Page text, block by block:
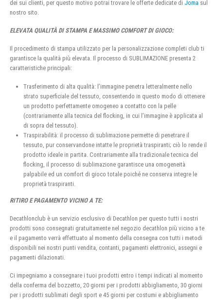
dei sui clienti, per questo motivo potrai trovare le offerte dedicate di Joma sul
nostro sito.
ELEVATA QUALITÀ DI STAMPA E MASSIMO COMFORT DI GIOCO:
Il procedimento di stampa utilizzato per la personalizzazione completi club ti
garantisce la qualità più elevata. Il processo di SUBLIMAZIONE presenta 2
caratteristiche principali:
Trasferimento di alta qualità: l’immagine penetra letteralmente nello
strato superficiale del tessuto, consentendo in questo modo di ottenere
un prodotto perfettamente omogeneo a contatto con la pelle
(contrariamente alla tecnica del flocking, in cui l’immagine è applicata al
di sopra del tessuto).
Traspirabilità: il processo di sublimazione permette di penetrare il
tessuto, pur conservandone intatte le proprietà traspiranti; ciò lo rende il
prodotto ideale in partita. Contrariamente alla tradizionale tecnica del
flocking, il processo di sublimazione garantisce una omogeneità
palpabile ed un comfort di gioco totale poiché ne conserva integre le
proprietà traspiranti.
RITIRO E PAGAMENTO VICINO A TE:
Decathlonclub è un servizio esclusivo di Decathlon per questo tutti i nostri
prodotti sono consegnati gratuitamente nel negozio decathlon più vicino a te
e il pagamento verrà effettuato al momento della consegna con tutti i metodi
disponibili nei nostri punti vendita, contanti, pagamenti elettronici, assegni e
pagamenti dilazionati.
Ci impegniamo a consegnare i tuoi prodotti entro i tempi indicati al momento
della conferma del bozzetto, 20 giorni per i prodotti abbigliamento, 30 giorni
per i prodotti sublimati degli sport e 45 giorni per costumi e abbigliamento